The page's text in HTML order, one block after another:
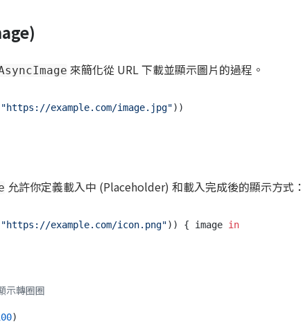
來簡化從 URL 下載並顯示圖片的過程。
"https://example.com/image.jpg"
允許你定義載入中 (Placeholder) 和載入完成後的顯示方式：
"https://example.com/icon.png")) { image in
轉圈圈